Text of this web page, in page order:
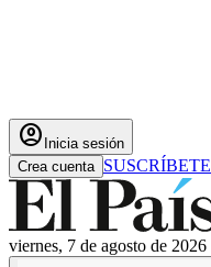
account_circle Inicia sesión
Crea cuenta SUSCRÍBETE
viernes, 7 de agosto de 2026